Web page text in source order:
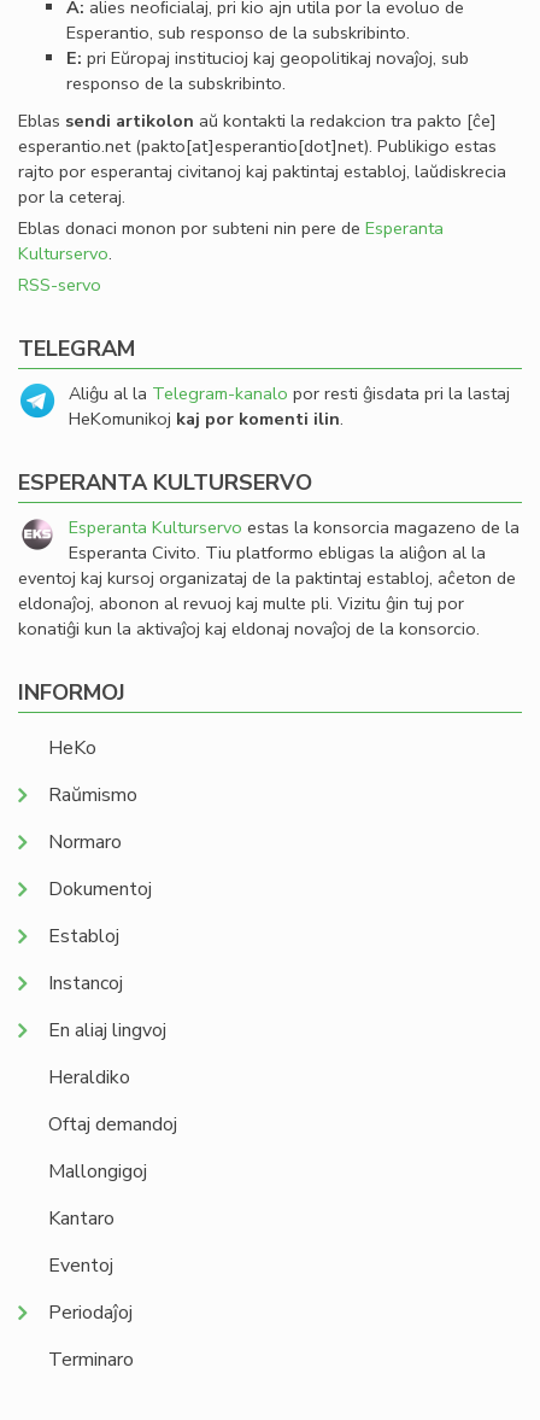
A: alies neoﬁcialaj, pri kio ajn utila por la evoluo de
Esperantio, sub responso de la subskribinto.
E: pri Eŭropaj institucioj kaj geopolitikaj novaĵoj, sub
responso de la subskribinto.
Eblas sendi artikolon aŭ kontakti la redakcion tra pakto [ĉe]
esperantio.net(pakto[at]esperantio[dot]net). Publikigo estas
rajto por esperantaj civitanoj kaj paktintaj establoj, laŭdiskrecia
por la ceteraj.
Eblas donaci monon por subteni nin pere de Esperanta
Kulturservo.
RSS-servo
TELEGRAM
Aliĝu al la Telegram-kanalo por resti ĝisdata pri la lastaj
HeKomunikoj kaj por komenti ilin.
ESPERANTA KULTURSERVO
Esperanta Kulturservo estas la konsorcia magazeno de la
Esperanta Civito. Tiu platformo ebligas la aliĝon al la
eventoj kaj kursoj organizataj de la paktintaj establoj, aĉeton de
eldonaĵoj, abonon al revuoj kaj multe pli. Vizitu ĝin tuj por
konatiĝi kun la aktivaĵoj kaj eldonaj novaĵoj de la konsorcio.
INFORMOJ
HeKo
Raŭmismo
Normaro
Dokumentoj
Establoj
Instancoj
En aliaj lingvoj
Heraldiko
Oftaj demandoj
Mallongigoj
Kantaro
Eventoj
Periodaĵoj
Terminaro